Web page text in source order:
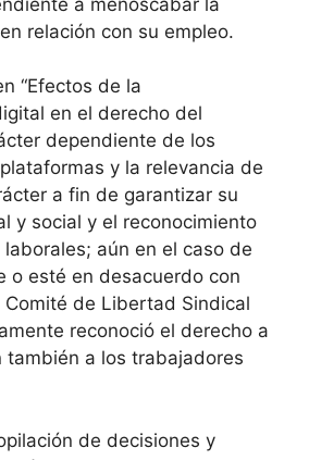
relación con su empleo.
“Efectos de la
en el derecho del
dependiente de los
y la relevancia de
a fin de garantizar su
y social y el reconocimiento
aún en el caso de
o esté en desacuerdo con
de Libertad Sindical
reconoció el derecho a
también a los trabajadores
de decisiones y